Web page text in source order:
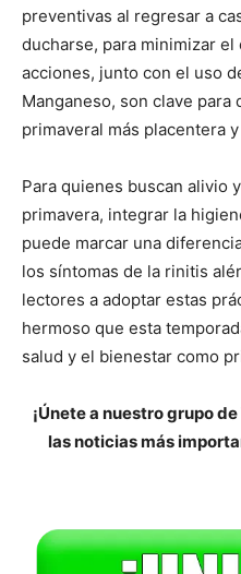
preventivas al regresar a
ducharse, para minimizar
acciones, junto con el uso
Manganeso, son clave
primaveral más placentera
Para quienes buscan alivio
primavera, integrar la
puede marcar una
los síntomas de la rinitis
lectores a adoptar estas
hermoso que esta
salud y el bienestar como
¡Únete a nuestro grupo
las noticias más